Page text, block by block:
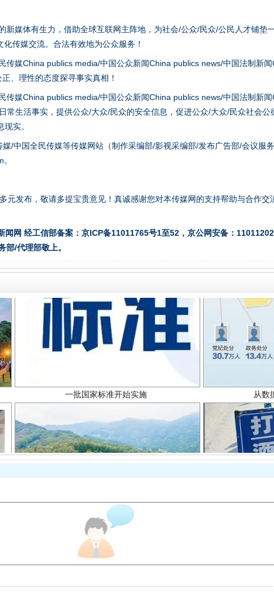
新媒体有生力，借助全球互联网主阵地，为社会/公众/民众/公民人才铺垫
传媒交流。合法有效地为公众服务！
传媒China publics media/中国公众新闻China publics news/中国法制新
、理性的态度探寻事实真相！
传媒China publics media/中国公众新闻China publics news/中国法制新
常生活事实，提供公众/大众/民众的安全信息，促进公众/大众/民众社会公
实。
/中国全民传媒等传媒网站（制作采编部/影视采编部/发布广告部/会议服
元发布，敬请多提宝贵意见！真诚感谢您对本传媒网的支持帮助与合作交
闻网 经工信部备案：京ICP备11011765号1至52，京公网安备：
部/代理部敬上。
一批国家标准开始实施 从数